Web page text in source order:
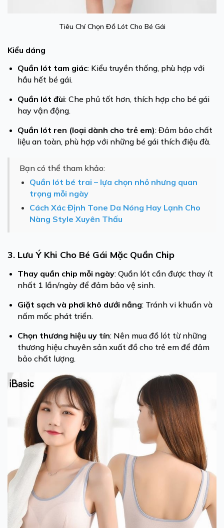
Tiêu Chí Chọn Đồ Lót Cho Bé Gái
Kiểu dáng
Quần lót tam giác: Kiểu truyền thống, phù hợp với
hầu hết bé gái.
Quần lót đùi: Che phủ tốt hơn, thích hợp cho bé gái
hay vận động.
Quần lót ren (loại dành cho trẻ em): Đảm bảo chất
liệu an toàn, phù hợp với những bé gái thích điệu đà.
Bạn có thể tham khảo:
Quần lót bé trai – lựa chọn nhỏ nhưng quan
trọng mỗi ngày
Cách Xác Định Tone Da Nóng Hay Lạnh Cho
Nàng Style Xuyên Thấu
3. Lưu Ý Khi Cho Bé Gái Mặc Quần Chip
Thay quần chip mỗi ngày: Quần lót cần được thay ít
nhất 1 lần/ngày để đảm bảo vệ sinh.
Giặt sạch và phơi khô dưới nắng: Tránh vi khuẩn và
nấm mốc phát triển.
Chọn thương hiệu uy tín: Nên mua đồ lót từ những
thương hiệu chuyên sản xuất đồ cho trẻ em để đảm
bảo chất lượng.